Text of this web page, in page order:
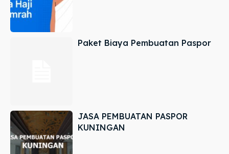
Paket Biaya Pembuatan Paspor
JASA PEMBUATAN PASPOR
KUNINGAN